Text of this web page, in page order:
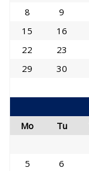
8
9
15
16
22
23
29
30
Mo
Tu
5
6